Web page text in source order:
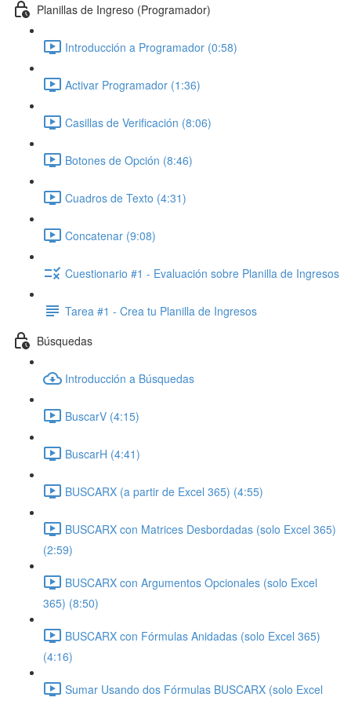
Planillas de Ingreso (Programador)
Introducción a Programador (0:58)
Activar Programador (1:36)
Casillas de Verificación (8:06)
Botones de Opción (8:46)
Cuadros de Texto (4:31)
Concatenar (9:08)
Cuestionario #1 - Evaluación sobre Planilla de Ingresos
Tarea #1 - Crea tu Planilla de Ingresos
Búsquedas
Introducción a Búsquedas
BuscarV (4:15)
BuscarH (4:41)
BUSCARX (a partir de Excel 365) (4:55)
BUSCARX con Matrices Desbordadas (solo Excel 365)
(2:59)
BUSCARX con Argumentos Opcionales (solo Excel
365) (8:50)
BUSCARX con Fórmulas Anidadas (solo Excel 365)
(4:16)
Sumar Usando dos Fórmulas BUSCARX (solo Excel